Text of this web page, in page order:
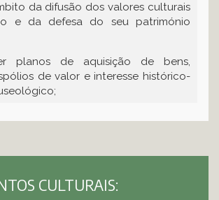
da difusão dos valores culturais
e da defesa do seu património
planos de aquisição de bens,
de valor e interesse histórico-
CULTURAIS: